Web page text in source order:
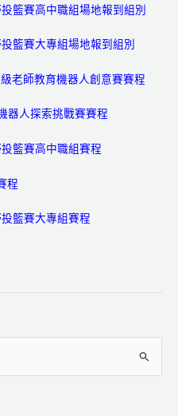
籃賽高中職組場地報到組別
籃賽大專組場地報到組別
老師教育機器人創意賽賽程
器人探索挑戰賽賽程
籃賽高中職組賽程
程
籃賽大專組賽程